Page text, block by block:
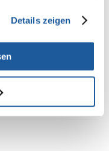
Details zeigen
2%, Rohfaser: 1%